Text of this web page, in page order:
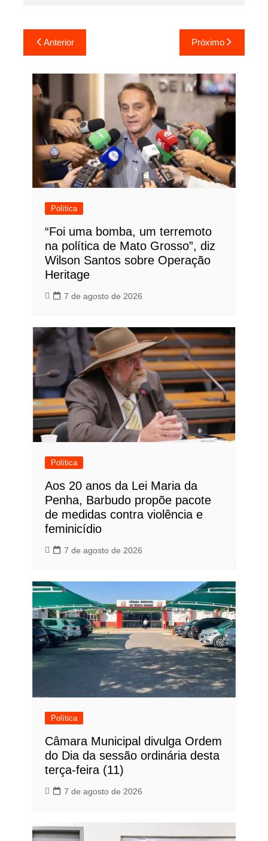
Navegação
de
Post
Anterior Próximo
Política
“Foi uma bomba, um terremoto
na política de Mato Grosso”, diz
Wilson Santos sobre Operação
Heritage
7 de agosto de 2026
Política
Aos 20 anos da Lei Maria da
Penha, Barbudo propõe pacote
de medidas contra violência e
feminicídio
7 de agosto de 2026
Política
Câmara Municipal divulga Ordem
do Dia da sessão ordinária desta
terça-feira (11)
7 de agosto de 2026